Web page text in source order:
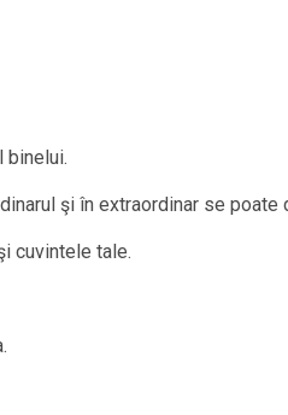
binelui.
şi în extraordinar se poate
cuvintele tale.